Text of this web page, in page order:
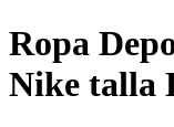
Ropa
Nike talla